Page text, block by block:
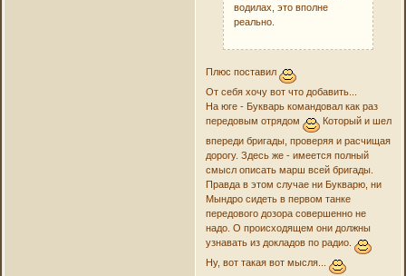
водилах, это вполне
реально.
Плюс поставил
От себя хочу вот что добавить...
На юге - Букварь командовал как раз
передовым отрядом
Который и шел
впереди бригады, проверяя и расчищая
дорогу. Здесь же - имеется полный
смысл описать марш всей бригады.
Правда в этом случае ни Букварю, ни
Мындро сидеть в первом танке
передового дозора совершенно не
надо. О происходящем они должны
узнавать из докладов по радио.
Ну, вот такая вот мысля...